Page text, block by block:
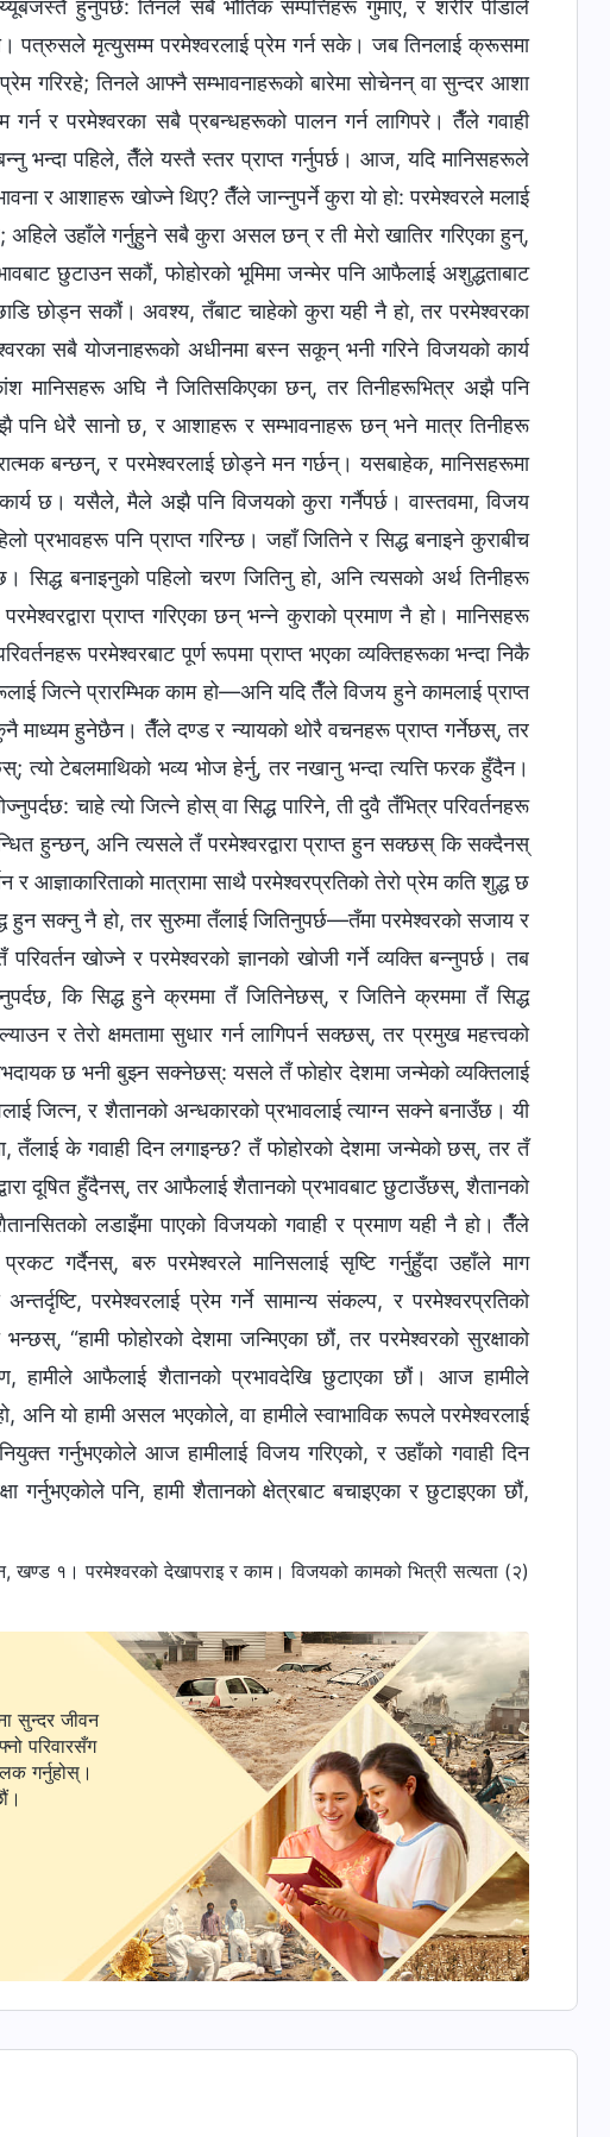
हुनुपर्छ: तिनले सबै भौतिक सम्पत्तिहरू गुमाए, र शरीर पीडाले
पत्रुसले मृत्युसम्म परमेश्‍वरलाई प्रेम गर्न सके। जब तिनलाई क्रूसमा
गरिरहे; तिनले आफ्नै सम्भावनाहरूको बारेमा सोचेनन् वा सुन्दर आशा
र परमेश्‍वरका सबै प्रबन्धहरूको पालन गर्न लागिपरे। तैँले गवाही
बन्नु भन्दा पहिले, तैँले यस्तै स्तर प्राप्त गर्नुपर्छ। आज, यदि मानिसहरूले
र आशाहरू खोज्ने थिए? तैँले जान्नुपर्ने कुरा यो हो: परमेश्‍वरले मलाई
अहिले उहाँले गर्नुहुने सबै कुरा असल छन् र ती मेरो खातिर गरिएका हुन्,
छुटाउन सकौं, फोहोरको भूमिमा जन्‍मेर पनि आफैलाई अशुद्धताबाट
छोड्न सकौं। अवश्य, तँबाट चाहेको कुरा यही नै हो, तर परमेश्‍वरका
सबै योजनाहरूको अधीनमा बस्न सकून् भनी गरिने विजयको कार्य
मानिसहरू अघि नै जितिसकिएका छन्, तर तिनीहरूभित्र अझै पनि
पनि धेरै सानो छ, र आशाहरू र सम्भावनाहरू छन् भने मात्र तिनीहरू
बन्छन्, र परमेश्‍वरलाई छोड्ने मन गर्छन्। यसबाहेक, मानिसहरूमा
छ। यसैले, मैले अझै पनि विजयको कुरा गर्नैपर्छ। वास्तवमा, विजय
प्रभावहरू पनि प्राप्त गरिन्छ। जहाँ जितिने र सिद्ध बनाइने कुराबीच
सिद्ध बनाइनुको पहिलो चरण जितिनु हो, अनि त्यसको अर्थ तिनीहरू
प्राप्त गरिएका छन् भन्ने कुराको प्रमाण नै हो। मानिसहरू
परमेश्‍वरबाट पूर्ण रूपमा प्राप्त भएका व्यक्तिहरूका भन्दा निकै
जित्ने प्रारम्भिक काम हो—अनि यदि तैँले विजय हुने कामलाई प्राप्त
माध्यम हुनेछैन। तैँले दण्ड र न्यायको थोरै वचनहरू प्राप्त गर्नेछस्, तर
टेबलमाथिको भव्य भोज हेर्नु, तर नखानु भन्दा त्यत्ति फरक हुँदैन।
चाहे त्यो जित्ने होस् वा सिद्ध पारिने, ती दुवै तँभित्र परिवर्तनहरू
हुन्छन्, अनि त्यसले तँ परमेश्‍वरद्वारा प्राप्त हुन सक्छस् कि सक्दैनस्
र आज्ञाकारिताको मात्रामा साथै परमेश्‍वरप्रतिको तेरो प्रेम कति शुद्ध छ
हुन सक्‍नु नै हो, तर सुरुमा तँलाई जितिनुपर्छ—तँमा परमेश्‍वरको सजाय र
परिवर्तन खोज्ने र परमेश्‍वरको ज्ञानको खोजी गर्ने व्यक्ति बन्नुपर्छ। तब
कि सिद्ध हुने क्रममा तँ जितिनेछस्, र जितिने क्रममा तँ सिद्ध
र तेरो क्षमतामा सुधार गर्न लागिपर्न सक्छस्, तर प्रमुख महत्त्वको
छ भनी बुझ्न सक्नेछस्: यसले तँ फोहोर देशमा जन्मेको व्यक्तिलाई
जित्न, र शैतानको अन्धकारको प्रभावलाई त्याग्‍न सक्‍ने बनाउँछ। यी
तँलाई के गवाही दिन लगाइन्छ? तँ फोहोरको देशमा जन्मेको छस्, तर तँ
दूषित हुँदैनस्, तर आफैलाई शैतानको प्रभावबाट छुटाउँछस्, शैतानको
लडाइँमा पाएको विजयको गवाही र प्रमाण यही नै हो। तैँले
गर्दैनस्, बरु परमेश्‍वरले मानिसलाई सृष्टि गर्नुहुँदा उहाँले माग
परमेश्‍वरलाई प्रेम गर्ने सामान्य संकल्प, र परमेश्‍वरप्रतिको
“हामी फोहोरको देशमा जन्मिएका छौं, तर परमेश्‍वरको सुरक्षाको
हामीले आफैलाई शैतानको प्रभावदेखि छुटाएका छौं। आज हामीले
अनि यो हामी असल भएकोले, वा हामीले स्वाभाविक रूपले परमेश्‍वरलाई
गर्नुभएकोले आज हामीलाई विजय गरिएको, र उहाँको गवाही दिन
गर्नुभएकोले पनि, हामी शैतानको क्षेत्रबाट बचाइएका र छुटाइएका छौं,
१। परमेश्‍वरको देखापराइ र काम। विजयको कामको भित्री सत्यता (२)
सुन्दर जीवन
परिवारसँग
गर्नुहोस्।